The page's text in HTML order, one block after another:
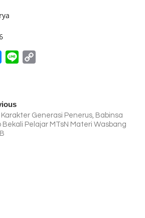
Messenger
Line
Generasi Penerus, Babinsa
Bekali Pelajar MTsN Materi Wasbang